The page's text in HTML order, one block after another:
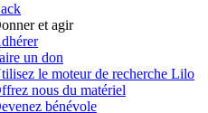
et agir
un don
le moteur de recherche Lilo
nous du matériel
bénévole